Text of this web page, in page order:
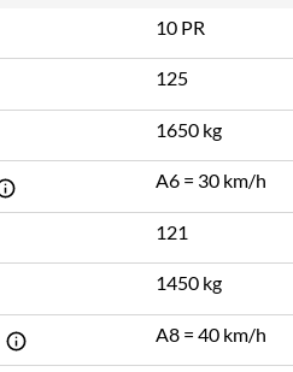
10 PR
125
1650 kg
A6 = 30 km/h
121
1450 kg
A8 = 40 km/h